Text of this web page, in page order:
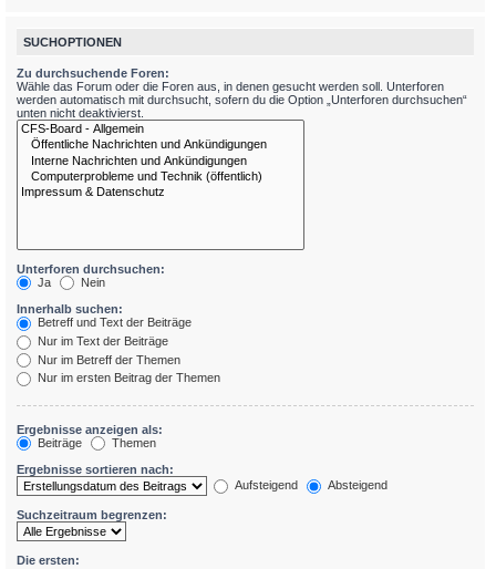
SUCHOPTIONEN
Zu durchsuchende Foren:
Wähle das Forum oder die Foren aus, in denen gesucht werden soll. Unterforen
werden automatisch mit durchsucht, sofern du die Option „Unterforen durchsuchen“
unten nicht deaktivierst.
Unterforen durchsuchen:
Ja
Nein
Innerhalb suchen:
Betreff und Text der Beiträge
Nur im Text der Beiträge
Nur im Betreff der Themen
Nur im ersten Beitrag der Themen
Ergebnisse anzeigen als:
Beiträge
Themen
Ergebnisse sortieren nach:
Aufsteigend
Absteigend
Suchzeitraum begrenzen:
Die ersten: